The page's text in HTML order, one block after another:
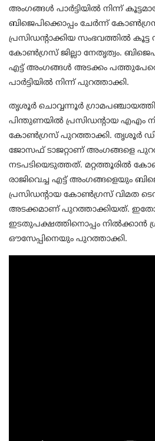
അംഗങ്ങൾ പാർട്ടിയിൽ നിന്ന്
ബിജെപിക്കൊപ്പം ചേര്‍ന്ന്
പ്രസിഡന്‍റാക്കിയ സംഭവത്തിൽ കൂട്ട
കോണ്‍ഗ്രസ് ജില്ലാ നേതൃത്വം.
എട്ട് അംഗങ്ങള്‍ അടക്കം
പാര്‍ട്ടിയിൽ നിന്ന് പുറത്താക്കി.
തൃശൂര്‍ ചൊവ്വന്നൂര്‍
പിന്തുണയിൽ പ്രസിഡന്‍റായ എഎം
കോണ്‍ഗ്രസ് പുറത്താക്കി. തൃശൂര്‍
ജോസഫ് ടാജറ്റാണ് അംഗങ്ങളെ
നടപടിയെടുത്തത്. മറ്റത്തൂരിൽ
രാജിവെച്ച എട്ട് അംഗങ്ങളെയും
പ്രസിഡന്‍റായ കോണ്‍ഗ്രസ് വിമത
അടക്കമാണ് പുറത്താക്കിയത്.
ഇടതുപക്ഷത്തിനൊപ്പം നിൽക്കാൻ
ഔസേപ്പിനെയും പുറത്താക്കി.